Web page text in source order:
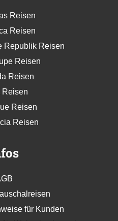
Reisen
Reisen
Republik Reisen
Reisen
Reisen
Reisen
Reisen
Reisen
für Kunden